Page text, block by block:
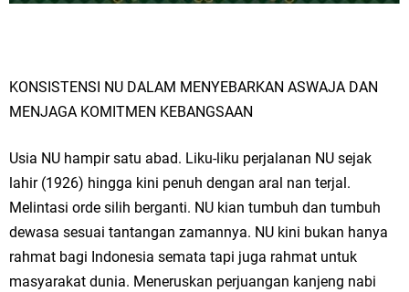
KONSISTENSI NU DALAM MENYEBARKAN ASWAJA DAN
MENJAGA KOMITMEN KEBANGSAAN
Usia NU hampir satu abad. Liku-liku perjalanan NU sejak
lahir (1926) hingga kini penuh dengan aral nan terjal.
Melintasi orde silih berganti. NU kian tumbuh dan tumbuh
dewasa sesuai tantangan zamannya. NU kini bukan hanya
rahmat bagi Indonesia semata tapi juga rahmat untuk
masyarakat dunia. Meneruskan perjuangan kanjeng nabi